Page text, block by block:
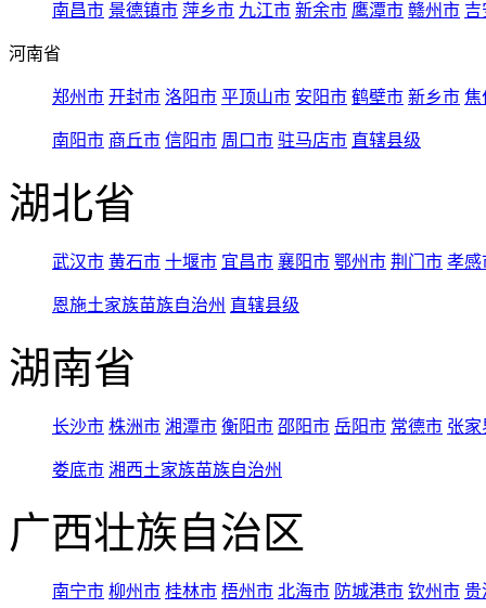
南昌市 景德镇市 萍乡市 九江市 新余市 鹰潭市 赣州市 吉
河南省
郑州市 开封市 洛阳市 平顶山市 安阳市 鹤壁市 新乡市 焦
南阳市 商丘市 信阳市 周口市 驻马店市 直辖县级
湖北省
武汉市 黄石市 十堰市 宜昌市 襄阳市 鄂州市 荆门市 孝感
恩施土家族苗族自治州 直辖县级
湖南省
长沙市 株洲市 湘潭市 衡阳市 邵阳市 岳阳市 常德市 张家
娄底市 湘西土家族苗族自治州
广西壮族自治区
南宁市 柳州市 桂林市 梧州市 北海市 防城港市 钦州市 贵